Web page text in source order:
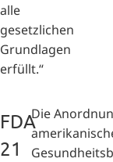
alle
gesetzlichen
Grundlagen
erfüllt.“
FDA
21
Die